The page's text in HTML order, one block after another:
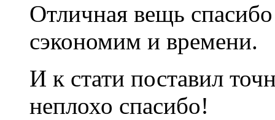
Отличная вещь
сэкономим и времени.
И к стати поставил
неплохо спасибо!